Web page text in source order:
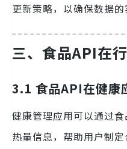
更新策略，以确保数据的
三、食品API在
3.1 食品API在健康
健康管理应用可以通过
热量信息，帮助用户制